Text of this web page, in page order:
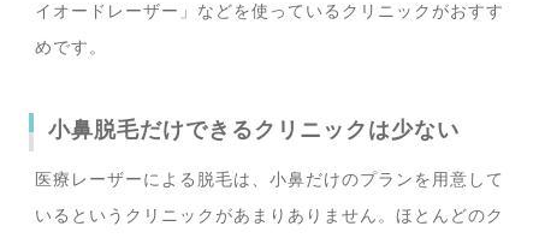
イオードレーザー」などを使っているクリニックがおすす
めです。
小鼻脱毛だけできるクリニックは少ない
医療レーザーによる脱毛は、小鼻だけのプランを用意して
いるというクリニックがあまりありません。ほとんどのク